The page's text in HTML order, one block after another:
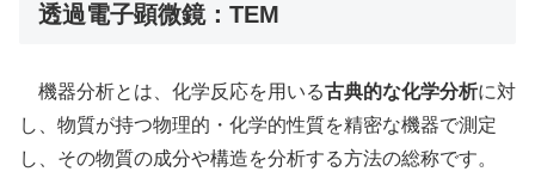
透過電子顕微鏡：TEM
機器分析とは、化学反応を用いる古典的な化学分析に対
し、物質が持つ物理的・化学的性質を精密な機器で測定
し、その物質の成分や構造を分析する方法の総称です。